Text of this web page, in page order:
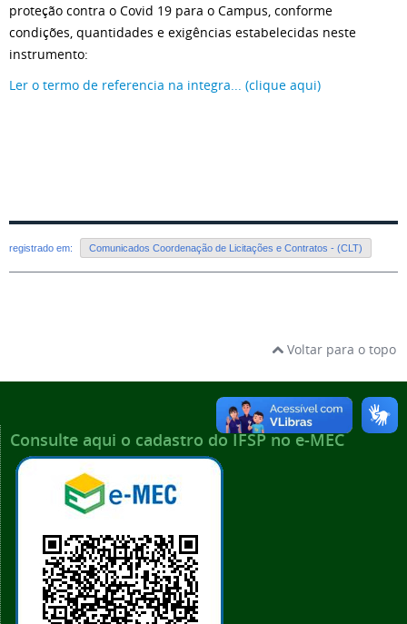
proteção contra o Covid 19 para o Campus, conforme
condições, quantidades e exigências estabelecidas neste
instrumento:
Ler o termo de referencia na integra... (clique aqui)
registrado em: Comunicados Coordenação de Licitações e Contratos - (CLT)
Voltar para o topo
Consulte aqui o cadastro do IFSP no e-MEC